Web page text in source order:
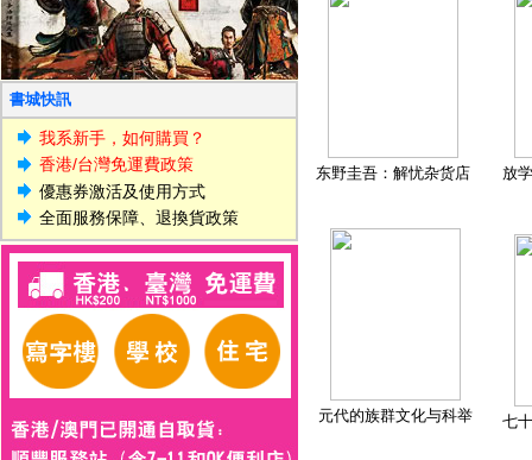
書城快訊
我系新手，如何購買？
香港/台灣免運費政策
優惠券激活及使用方式
全面服務保障、退換貨政策
东野圭吾：解忧杂货店 放
元代的族群文化与科举 七